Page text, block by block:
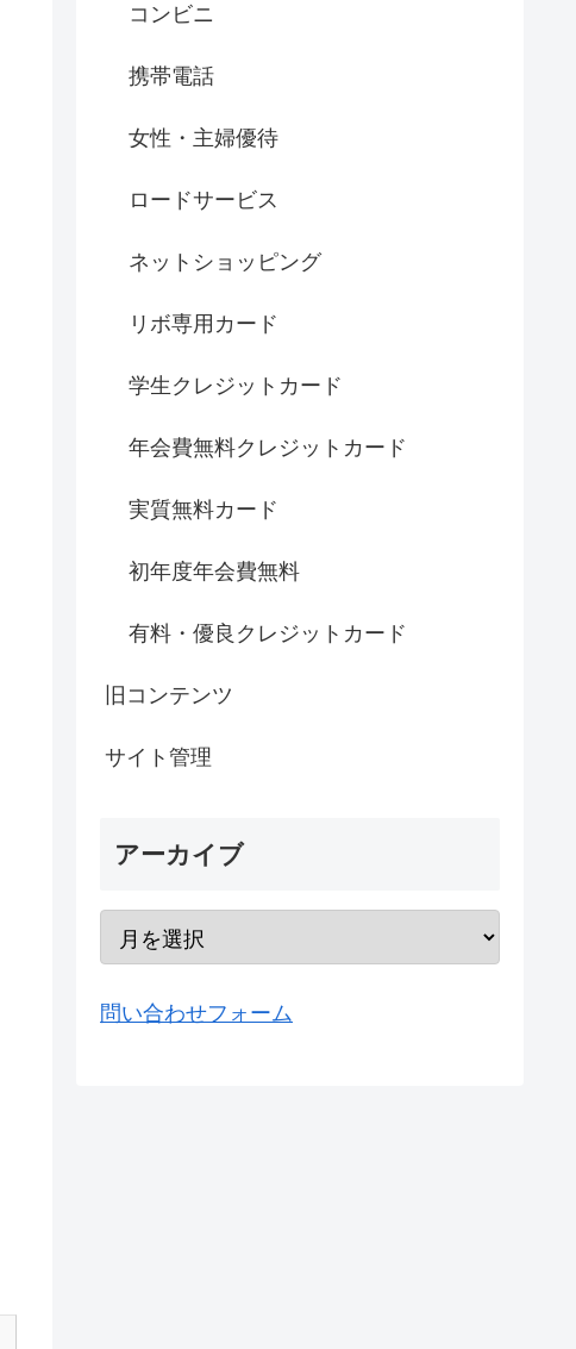
コンビニ
携帯電話
女性・主婦優待
ロードサービス
ネットショッピング
リボ専用カード
学生クレジットカード
年会費無料クレジットカード
実質無料カード
初年度年会費無料
有料・優良クレジットカード
旧コンテンツ
サイト管理
アーカイブ
問い合わせフォーム